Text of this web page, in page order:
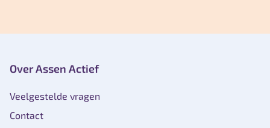
Over Assen Actief
Veelgestelde vragen
Contact